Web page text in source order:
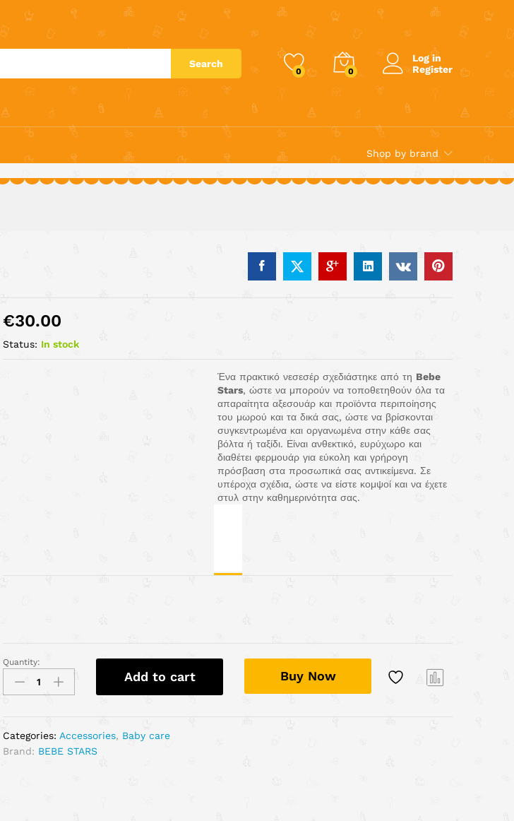
Search
0 0
Log in
Register
Shop by brand
€30.00
Status: In stock
Ένα πρακτικό νεσεσέρ σχεδιάστηκε από τη Bebe
Stars, ώστε να μπορούν να τοποθετηθούν όλα τα
απαραίτητα αξεσουάρ και προϊόντα περιποίησης
του μωρού και τα δικά σας, ώστε να βρίσκονται
συγκεντρωμένα και οργανωμένα στην κάθε σας
βόλτα ή ταξίδι. Είναι ανθεκτικό, ευρύχωρο και
διαθέτει φερμουάρ για εύκολη και γρήρογη
πρόσβαση στα προσωπικά σας αντικείμενα. Σε
υπέροχα σχέδια, ώστε να είστε κομψοί και να έχετε
στυλ στην καθημερινότητα σας.
Quantity:
Add to cart Buy Now
Categories: Accessories, Baby care
Brand: BEBE STARS
€ 30.00 Add to cart